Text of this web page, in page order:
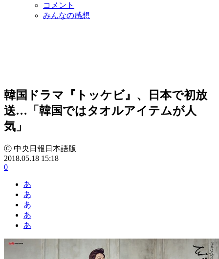
コメント
みんなの感想
韓国ドラマ『トッケビ』、日本で初放
送…「韓国ではタオルアイテムが人
気」
ⓒ 中央日報日本語版
2018.05.18 15:18
0
あ
あ
あ
あ
あ